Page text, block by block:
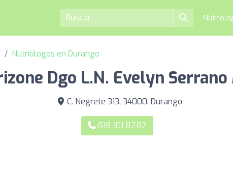
Nutriólogos en Durango
Dgo L.N. Evelyn Serrano
C. Negrete 313, 34000, Durango
618 101 8282